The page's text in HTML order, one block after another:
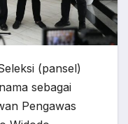
(pansel)
sebagai
Pengawas